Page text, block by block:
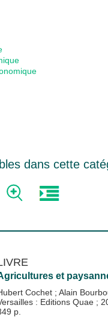
dans cette
et
Cochet ; Alain
: Editions Quae ;
p.